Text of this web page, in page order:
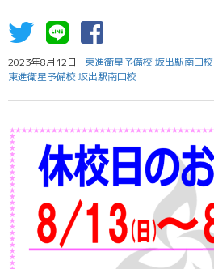
2023年8月12日
東進衛星予備校 坂出駅南口校
東進衛星予備校 坂出駅南口校